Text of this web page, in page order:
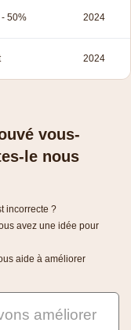
50% 2024
2024
vous-
le nous
incorrecte ?
avez une idée pour
aide à améliorer
améliorer